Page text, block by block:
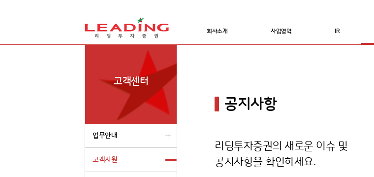
회사소개 사업영역 IR
고객센터
업무안내
고객지원
공지사항
리딩투자증권의 새로운 이슈 및
공지사항을 확인하세요.